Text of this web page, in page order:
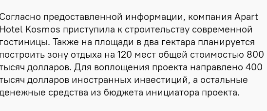
Согласно предоставленной информации, компания Apart
Hotel Kosmos приступила к строительству современной
гостиницы. Также на площади в два гектара планируется
построить зону отдыха на 120 мест общей стоимостью 800
долларов. Для воплощения проекта направлено 400
долларов иностранных инвестиций, а остальные
средства из бюджета инициатора проекта.